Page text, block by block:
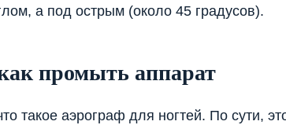
а под острым (около 45 градусов).
промыть аппарат
такое аэрограф для ногтей. По сути,